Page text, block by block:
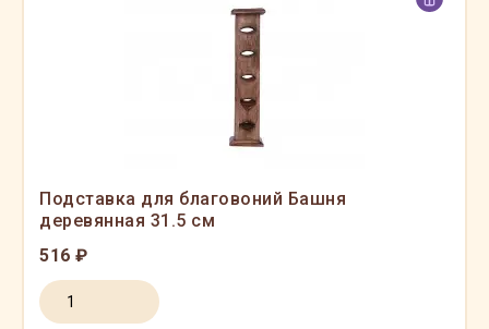
Подставка для благовоний Башня
деревянная 31.5 см
516 ₽